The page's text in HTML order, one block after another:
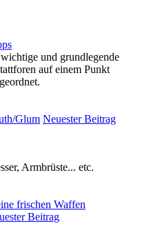
und grundlegende
auf einem Punkt
Glum Neuester Beitrag
Armbrüste... etc.
frischen Waffen
Beitrag